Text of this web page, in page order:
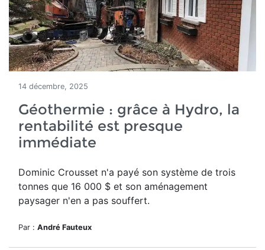
14 décembre, 2025
Géothermie : grâce à Hydro, la
rentabilité est presque
immédiate
Dominic Crousset n'a payé son système de trois
tonnes que 16 000 $ et son aménagement
paysager n'en a pas souffert.
Par : André Fauteux